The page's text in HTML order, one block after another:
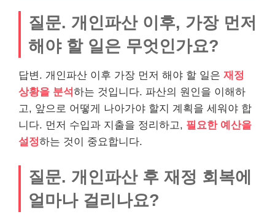
질문. 개인파산 이후, 가장 먼저
해야 할 일은 무엇인가요?
답변. 개인파산 이후 가장 먼저 해야 할 일은 재정
상황을 분석하는 것입니다. 파산의 원인을 이해하
고, 앞으로 어떻게 나아가야 할지 계획을 세워야 합
니다. 먼저 수입과 지출을 정리하고, 필요한 예산을
설정하는 것이 중요합니다.
질문. 개인파산 후 재정 회복에
얼마나 걸리나요?